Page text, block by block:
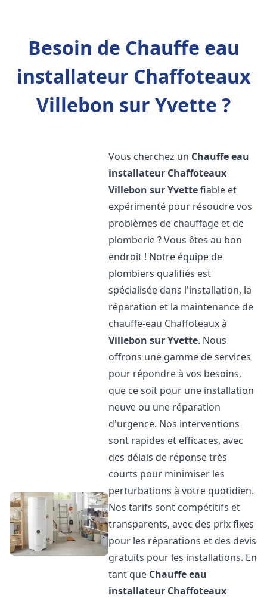
Besoin de Chauffe eau
installateur Chaffoteaux
Villebon sur Yvette ?
Vous cherchez un Chauffe eau
installateur Chaffoteaux
Villebon sur Yvettefiable et
expérimenté pour résoudre vos
problèmes de chauffage et de
plomberie ? Vous êtes au bon
endroit ! Notre équipe de
plombiers qualifiés est
spécialisée dans l'installation, la
réparation et la maintenance de
chauffe-eau Chaffoteaux à
Villebon sur Yvette. Nous
offrons une gamme de services
pour répondre à vos besoins,
que ce soit pour une installation
neuve ou une réparation
d'urgence. Nos interventions
sont rapides et efficaces, avec
des délais de réponse très
courts pour minimiser les
perturbations à votre quotidien.
Nos tarifs sont compétitifs et
transparents, avec des prix fixes
pour les réparations et des devis
gratuits pour les installations. En
tant que Chauffe eau
installateur Chaffoteaux